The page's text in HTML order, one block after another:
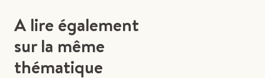
A lire également
sur la même
thématique